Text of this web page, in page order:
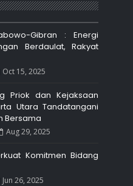
Gibran : Energi
Berdaulat, Rakyat
Oct 15, 2025
Priok dan Kejaksaan
Utara Tandatangani
Bersama
Aug 29, 2025
Komitmen Bidang
Jun 26, 2025